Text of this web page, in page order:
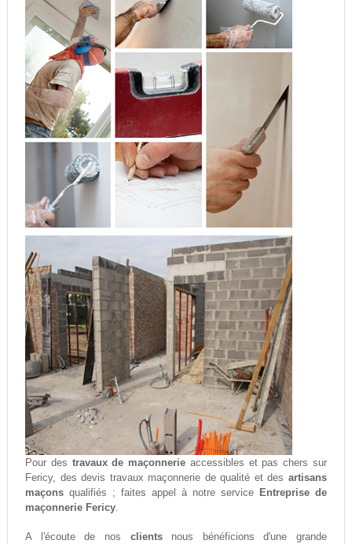
Pour des travaux de maçonnerie accessibles et pas chers sur
Fericy, des devis travaux maçonnerie de qualité et desartisans
maçonsqualifiés ; faites appel à notre service Entreprise de
maçonnerie Fericy.
A l'écoute de nos clientsnous bénéficions d'une grande